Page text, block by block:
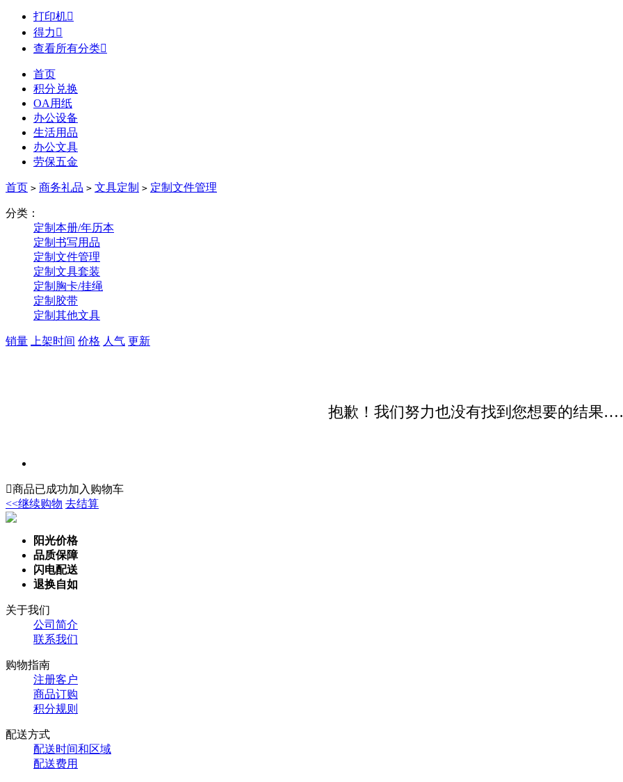
打印机
得力 
查看所有分类
首页
积分兑换
OA用纸
办公设备
生活用品
办公文具
劳保五金
首页 > 商务礼品 > 文具定制 > 定制文件管理
分类：
定制本册/年历本
定制书写用品
定制文件管理
定制文具套装
定制胸卡/挂绳
定制胶带
定制其他文具
销量 上架时间 价格 人气 更新
抱歉！我们努力也没有找到您想要的结果
商品已成功加入购物车
<<继续购物 去结算
阳光价格
品质保障
闪电配送
退换自如
关于我们
公司简介
联系我们
购物指南
注册客户
商品订购
积分规则
配送方式
配送时间和区域
配送费用